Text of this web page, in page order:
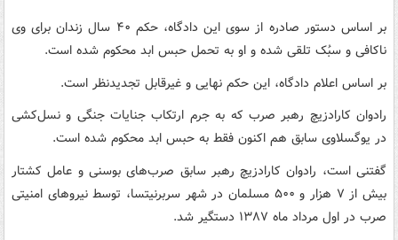
بر اساس دستور صادره از سوی این دادگاه، حکم ۴۰ سال زندان برای وی
ناکافی و سبُک تلقی شده و او به تحمل حبس ابد محکوم شده است.
بر اساس اعلام دادگاه، این حکم نهایی و غیرقابل تجدیدنظر است.
رادوان کارادزیچ رهبر صرب که به جرم ارتکاب جنایات جنگی و نسل‌کشی
در یوگسلاوی سابق هم اکنون فقط به حبس ابد محکوم شده است.
گفتنی است، رادوان کارادزیچ رهبر سابق صرب‌های بوسنی و عامل کشتار
بیش از ۷ هزار و ۵۰۰ مسلمان در شهر سربرنیتسا، توسط نیروهای امنیتی
صرب در اول مرداد ماه ۱۳۸۷ دستگیر شد.